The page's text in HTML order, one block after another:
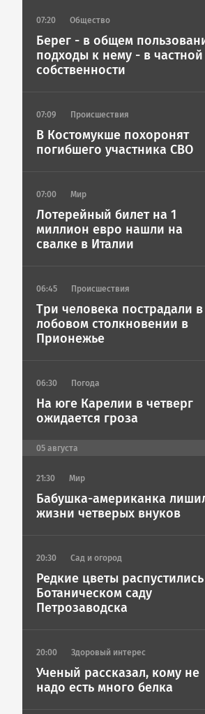
07:20 Общество
Берег - в общем
подходы к нему - в частной
собственности
07:09 Происшествия
В Костомукше похоронят
погибшего участника СВО
07:00 Мир
Лотерейный билет на 1
миллион евро нашли на
свалке в Италии
06:45 Происшествия
Три человека пострадали в
лобовом столкновении в
Прионежье
06:30 Погода
На юге Карелии в четверг
ожидается гроза
05 августа
21:30 Мир
Бабушка-американка
жизни четверых внуков
20:30 Сад и огород
Редкие цветы
Ботаническом саду
Петрозаводска
20:00 Здоровый интерес
Ученый рассказал, кому не
надо есть много белка